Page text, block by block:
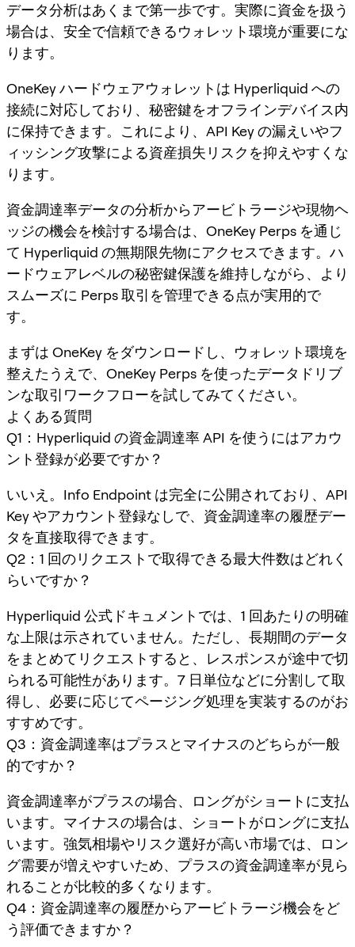
データ分析はあくまで第一歩です。実際に資金を扱う
場合は、安全で信頼できるウォレット環境が重要にな
ります。
OneKey ハードウェアウォレットは Hyperliquid への
接続に対応しており、秘密鍵をオフラインデバイス内
に保持できます。これにより、API Key の漏えいやフ
ィッシング攻撃による資産損失リスクを抑えやすくな
ります。
資金調達率データの分析からアービトラージや現物ヘ
ッジの機会を検討する場合は、OneKey Perps を通じ
て Hyperliquid の無期限先物にアクセスできます。ハ
ードウェアレベルの秘密鍵保護を維持しながら、より
スムーズに Perps 取引を管理できる点が実用的で
す。
まずは OneKey をダウンロードし、ウォレット環境を
整えたうえで、OneKey Perps を使ったデータドリブ
ンな取引ワークフローを試してみてください。
よくある質問
Q1：Hyperliquid の資金調達率 API を使うにはアカウ
ント登録が必要ですか？
いいえ。Info Endpoint は完全に公開されており、API
Key やアカウント登録なしで、資金調達率の履歴デー
タを直接取得できます。
Q2：1 回のリクエストで取得できる最大件数はどれく
らいですか？
Hyperliquid 公式ドキュメントでは、1 回あたりの明確
な上限は示されていません。ただし、長期間のデータ
をまとめてリクエストすると、レスポンスが途中で切
られる可能性があります。7 日単位などに分割して取
得し、必要に応じてページング処理を実装するのがお
すすめです。
Q3：資金調達率はプラスとマイナスのどちらが一般
的ですか？
資金調達率がプラスの場合、ロングがショートに支払
います。マイナスの場合は、ショートがロングに支払
います。強気相場やリスク選好が高い市場では、ロン
グ需要が増えやすいため、プラスの資金調達率が見ら
れることが比較的多くなります。
Q4：資金調達率の履歴からアービトラージ機会をど
う評価できますか？